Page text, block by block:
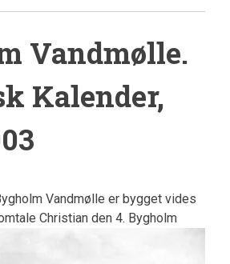
Vandmølle.
Kalender,
Vandmølle er bygget vides
Christian den 4. Bygholm